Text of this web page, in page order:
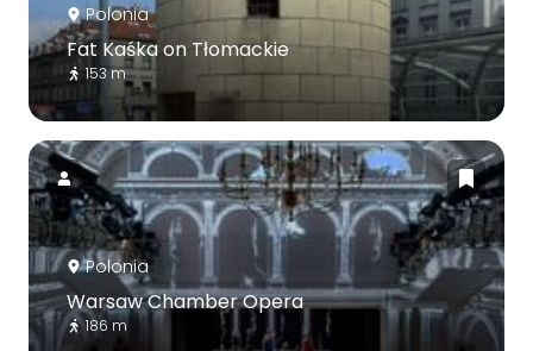
Polonia
Fat Kaśka on Tłomackie
153 m
Polonia
Warsaw Chamber Opera
186 m